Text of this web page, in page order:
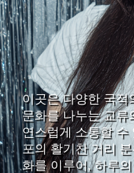
이곳은 다양한 국적
문화를 나누는 교류
연스럽게 소통할 수
포의 활기찬 거리
화를 이루어, 하루